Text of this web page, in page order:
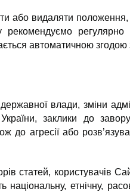
або видаляти положення,
регулярно
автоматичною
влади, зміни
заклики до
агресії або
статей, користувачів
етнічну,